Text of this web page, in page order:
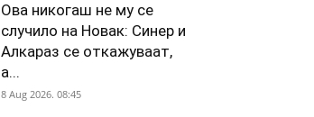
Ова никогаш не му се
случило на Новак: Синер и
Алкараз се откажуваат,
а...
8 Aug 2026. 08:45